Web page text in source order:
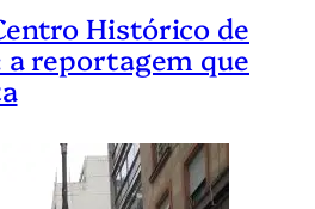
Histórico de
reportagem que